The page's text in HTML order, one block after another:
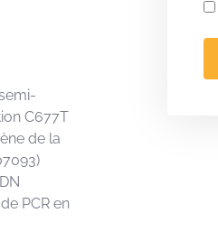
C677T
de la
PCR en